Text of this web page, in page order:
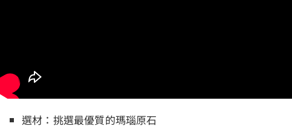
選材：挑選最優質的瑪瑙原石